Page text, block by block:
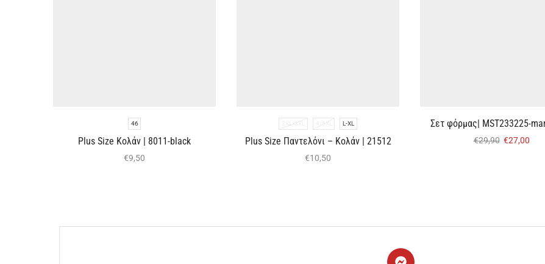
46
Plus Size Κολάν | 8011-black
€9,50
2XL/3XL 4/5XL L-XL
Plus Size Παντελόνι – Κολάν | 21512
€10,50
Σετ φόρμας| MST233225-
€29,90 €27,00